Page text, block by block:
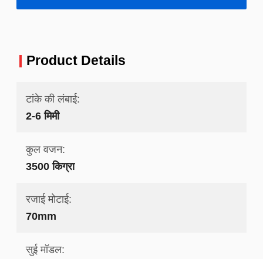
Product Details
टांके की लंबाई:
2-6 मिमी
कुल वजन:
3500 किग्रा
रजाई मोटाई:
70mm
सुई मॉडल: